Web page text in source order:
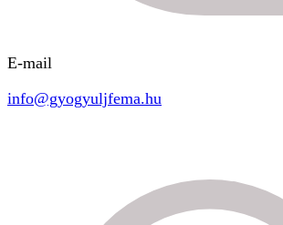
E-mail
info@gyogyuljfema.hu